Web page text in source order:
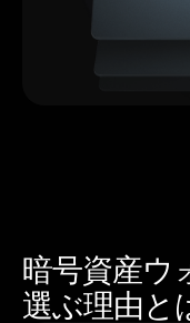
暗号資産ウ
選ぶ理由と